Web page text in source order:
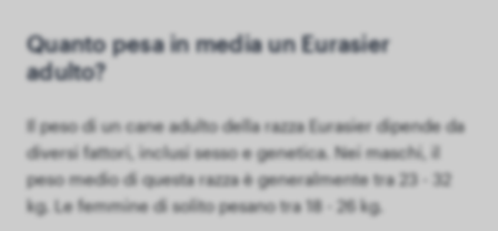
Quanto pesa in media un Eurasier
adulto?
Il peso di un cane adulto della razza Eurasier dipende da
diversi fattori, inclusi sesso e genetica. Nei maschi, il
peso medio di questa razza è generalmente tra 23 - 32
kg. Le femmine di solito pesano tra 18 - 26 kg.